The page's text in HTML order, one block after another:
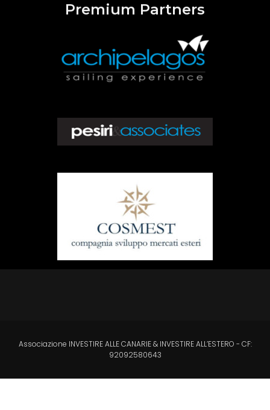
Premium Partners
Associazione INVESTIRE ALLE CANARIE & INVESTIRE ALL’ESTERO - CF:
92092580643